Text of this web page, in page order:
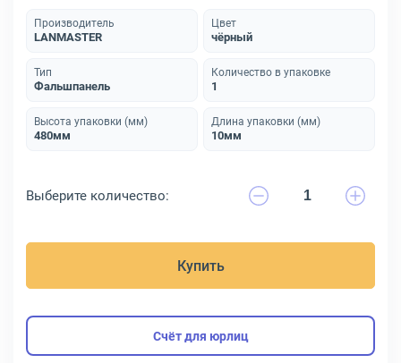
Производитель
LANMASTER
Цвет
чёрный
Тип
Фальшпанель
Количество в упаковке
1
Высота упаковки (мм)
480мм
Длина упаковки (мм)
10мм
Выберите количество:
Купить
Счёт для юрлиц